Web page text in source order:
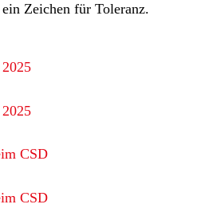
Zeichen für Toleranz.